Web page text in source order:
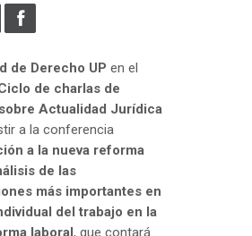
de Derecho UP en el
de charlas de
Actualidad Jurídica
a la conferencia
a la nueva reforma
de las
más importantes en
del trabajo en la
laboral, que contará